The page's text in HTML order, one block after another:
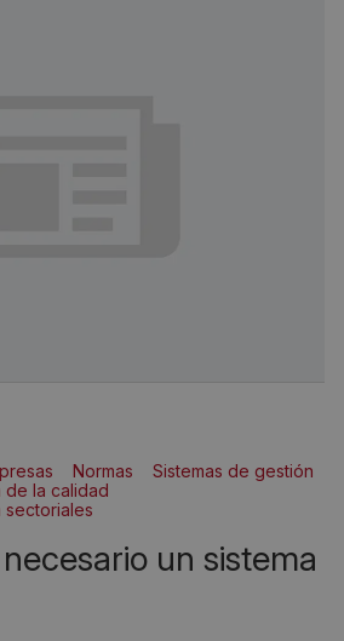
Normas
Sistemas de gestión
de la calidad
sectoriales